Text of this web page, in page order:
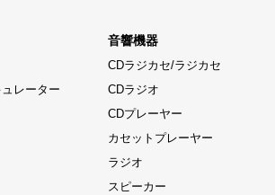
レーター
音響機器
CDラジカセ/ラジカセ
CDラジオ
CDプレーヤー
カセットプレーヤー
ラジオ
スピーカー